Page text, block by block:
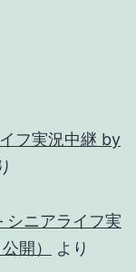
フ実況中継 by
シニアライフ実
開）
より